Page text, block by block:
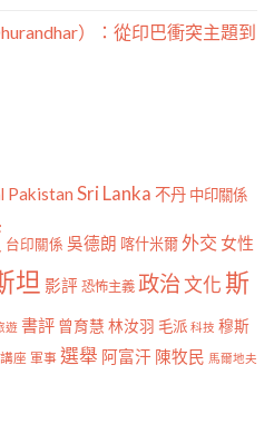
）：從印巴衝突主題到
Pakistan Sri Lanka 不丹 中印關係
台印關係 吳德朗 喀什米爾外交 女性
坦 影評 恐怖主義 政治文化斯
遊 書評 曾育慧 林汝羽 毛派 科技 穆斯
講座 軍事 選舉 阿富汗 陳牧民 馬爾地夫